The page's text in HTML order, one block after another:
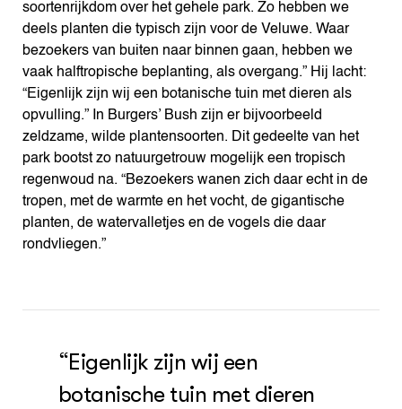
soortenrijkdom over het gehele park. Zo hebben we
deels planten die typisch zijn voor de Veluwe. Waar
bezoekers van buiten naar binnen gaan, hebben we
vaak halftropische beplanting, als overgang.” Hij lacht:
“Eigenlijk zijn wij een botanische tuin met dieren als
opvulling.” In Burgers’ Bush zijn er bijvoorbeeld
zeldzame, wilde plantensoorten. Dit gedeelte van het
park bootst zo natuurgetrouw mogelijk een tropisch
regenwoud na. “Bezoekers wanen zich daar echt in de
tropen, met de warmte en het vocht, de gigantische
planten, de watervalletjes en de vogels die daar
rondvliegen.”
“Eigenlijk zijn wij een
botanische tuin met dieren